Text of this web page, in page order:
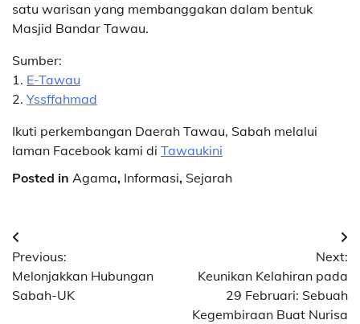
satu warisan yang membanggakan dalam bentuk
Masjid Bandar Tawau.
Sumber:
1. E-Tawau
2. Yssffahmad
Ikuti perkembangan Daerah Tawau, Sabah melalui
laman Facebook kami di Tawaukini
Posted in Agama, Informasi, Sejarah
Post
navigation
Previous:
Melonjakkan Hubungan
Sabah-UK
Next:
Keunikan Kelahiran pada
29 Februari: Sebuah
Kegembiraan Buat Nurisa